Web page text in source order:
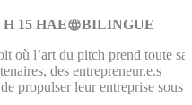
H 15 HAElanguageBILINGUE
où l’art du pitch prend toute sa
des entrepreneur.e.s
propulser leur entreprise sous